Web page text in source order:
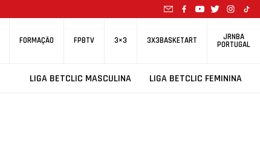
FORMAÇÃO FPBTV 3×3 3X3BASKETART JRNBA
PORTUGAL
LIGA BETCLIC MASCULINA LIGA BETCLIC FEMININA